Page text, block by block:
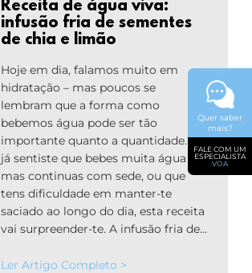
Receita de água viva:
infusão fria de sementes
de chia e limão
Hoje em dia, falamos muito em
hidratação – mas poucos se
lembram que a forma como
bebemos água pode ser tão
importante quanto a quantidade. Se
já sentiste que bebes muita água
mas continuas com sede, ou que
tens dificuldade em manter-te
saciado ao longo do dia, esta receita
vai surpreender-te. A infusão fria de…
Ler Artigo Completo >
Quer saber
mais?
FALE COM UM
ESPECIALISTA
VOA